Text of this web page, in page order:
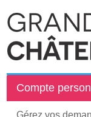
Compte
Gérez vos